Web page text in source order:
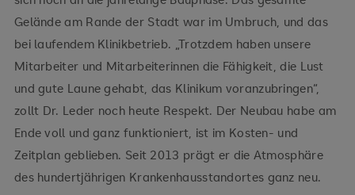
Gelände am Rande der Stadt war im Umbruch, und das
bei laufendem Klinikbetrieb. „Trotzdem haben unsere
Mitarbeiter und Mitarbeiterinnen die Fähigkeit, die Lust
und gute Laune gehabt, das Klinikum voranzubringen“,
zollt Dr. Leder noch heute Respekt. Der Neubau habe am
Ende voll und ganz funktioniert, ist im Kosten- und
Zeitplan geblieben. Seit 2013 prägt er die Atmosphäre
des hundertjährigen Krankenhausstandortes ganz neu.